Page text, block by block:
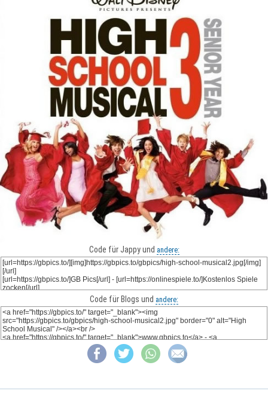
Code für Jappy und andere:
Code für Blogs und andere: